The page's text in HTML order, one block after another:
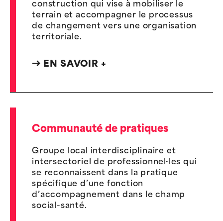
construction qui vise à mobiliser le
terrain et accompagner le processus
de changement vers une organisation
territoriale.
EN SAVOIR +
Communauté de pratiques
Groupe local interdisciplinaire et
intersectoriel de professionnel·les qui
se reconnaissent dans la pratique
spécifique d’une fonction
d’accompagnement dans le champ
social-santé.